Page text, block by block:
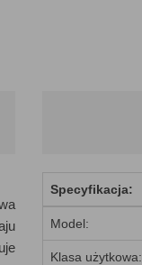
Specyfikacja:
Model:
Klasa użytkowa: